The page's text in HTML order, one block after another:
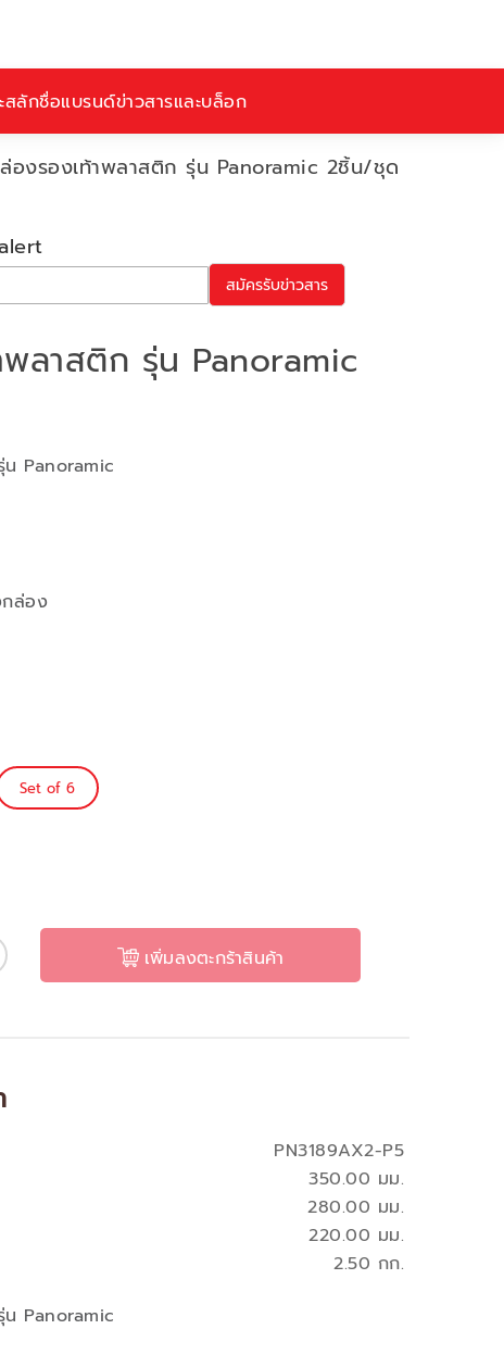
สลักชื่อแบรนด์ข่าวสารและบล็อก
องรองเท้าพลาสติก รุ่น Panoramic 2ชิ้น/ชุด
ลาสติก รุ่น Panoramic
Panoramic
ล่อง
สมัครรับข่าวสาร
Set of 6
เพิ่มลงตะกร้าสินค้า
Panoramic
220.00 มม.
PN3189AX2-P5
2.50 กก.
350.00 มม.
280.00 มม.